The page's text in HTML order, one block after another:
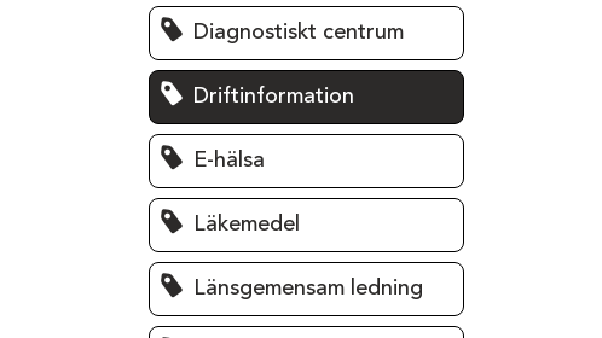
Diagnostiskt centrum
Driftinformation
E-hälsa
Läkemedel
Länsgemensam ledning